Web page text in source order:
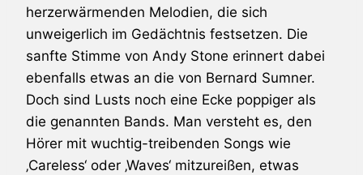
herzerwärmenden Melodien, die sich
unweigerlich im Gedächtnis festsetzen. Die
sanfte Stimme von Andy Stone erinnert dabei
ebenfalls etwas an die von Bernard Sumner.
Doch sind Lusts noch eine Ecke poppiger als
die genannten Bands. Man versteht es, den
Hörer mit wuchtig-treibenden Songs wie
‚Careless‘ oder ‚Waves‘ mitzureißen, etwas